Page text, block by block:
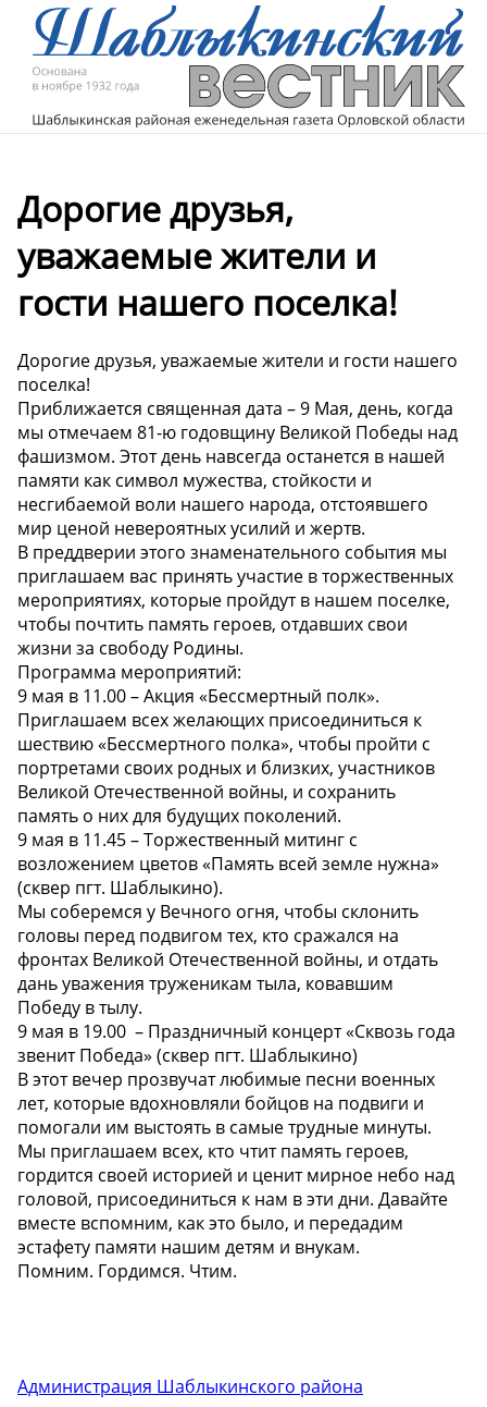
Дорогие друзья,
уважаемые жители и
гости нашего поселка!
Дорогие друзья, уважаемые жители и гости нашего
поселка!
Приближается священная дата – 9 Мая, день, когда
мы отмечаем 81-ю годовщину Великой Победы над
фашизмом. Этот день навсегда останется в нашей
памяти как символ мужества, стойкости и
несгибаемой воли нашего народа, отстоявшего
мир ценой невероятных усилий и жертв.
В преддверии этого знаменательного события мы
приглашаем вас принять участие в торжественных
мероприятиях, которые пройдут в нашем поселке,
чтобы почтить память героев, отдавших свои
жизни за свободу Родины.
Программа мероприятий:
9 мая в 11.00 – Акция «Бессмертный полк».
Приглашаем всех желающих присоединиться к
шествию «Бессмертного полка», чтобы пройти с
портретами своих родных и близких, участников
Великой Отечественной войны, и сохранить
память о них для будущих поколений.
9 мая в 11.45 – Торжественный митинг с
возложением цветов «Память всей земле нужна»
(сквер пгт. Шаблыкино).
Мы соберемся у Вечного огня, чтобы склонить
головы перед подвигом тех, кто сражался на
фронтах Великой Отечественной войны, и отдать
дань уважения труженикам тыла, ковавшим
Победу в тылу.
9 мая в 19.00 – Праздничный концерт «Сквозь года
звенит Победа» (сквер пгт. Шаблыкино)
В этот вечер прозвучат любимые песни военных
лет, которые вдохновляли бойцов на подвиги и
помогали им выстоять в самые трудные минуты.
Мы приглашаем всех, кто чтит память героев,
гордится своей историей и ценит мирное небо над
головой, присоединиться к нам в эти дни. Давайте
вместе вспомним, как это было, и передадим
эстафету памяти нашим детям и внукам.
Помним. Гордимся. Чтим.
Администрация Шаблыкинского района